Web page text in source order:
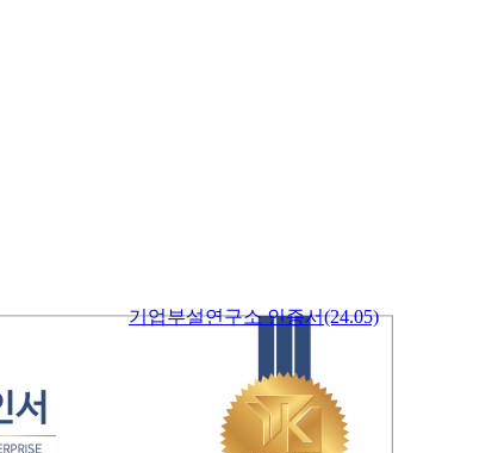
기업부설연구소 인증서(24.05)